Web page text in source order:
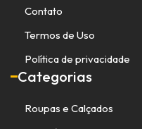
Contato
Termos de Uso
Política de privacidade
Categorias
Roupas e Calçados